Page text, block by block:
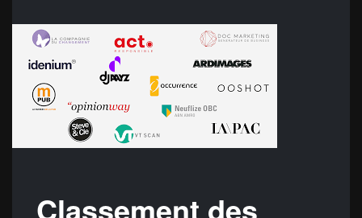
Classement des